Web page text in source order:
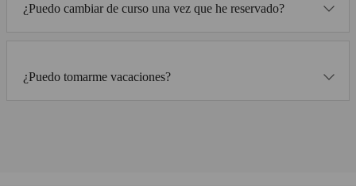
¿Puedo cambiar de curso una vez que he reservado?
¿Puedo tomarme vacaciones?